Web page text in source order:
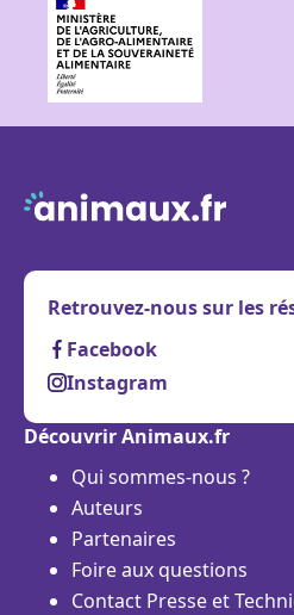
Retrouvez-nous sur les
Facebook
Instagram
Découvrir Animaux.fr
Qui sommes-nous ?
Auteurs
Partenaires
Foire aux questions
Contact Presse et